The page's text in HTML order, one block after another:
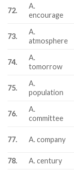
72.
A.
encourage
73.
A.
atmosphere
74.
A.
tomorrow
75.
A.
population
76.
A.
committee
77. A. company
78.
A. century